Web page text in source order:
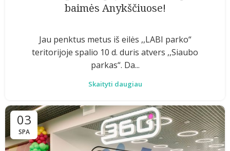
baimės Anykščiuose!
Jau penktus metus iš eilės ,,LABI parko“
teritorijoje spalio 10 d. duris atvers ,,Siaubo
parkas“. Da...
Skaityti daugiau
03
SPA